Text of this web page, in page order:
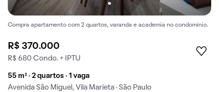
Compra apartamento com 2 quartos, varanda e academia no condomínio.
R$ 370.000
R$ 680 Condo. + IPTU
55 m² · 2 quartos · 1 vaga
Avenida São Miguel, Vila Marieta · São Paulo